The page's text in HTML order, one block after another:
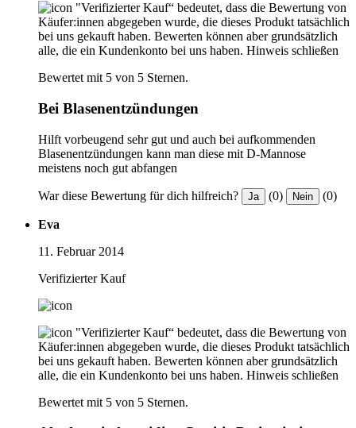
"Verifizierter Kauf“ bedeutet, dass die Bewertung von
Käufer:innen abgegeben wurde, die dieses Produkt tatsächlich
bei uns gekauft haben. Bewerten können aber grundsätzlich
alle, die ein Kundenkonto bei uns haben. Hinweis schließen
Bewertet mit 5 von 5 Sternen.
Bei Blasenentzündungen
Hilft vorbeugend sehr gut und auch bei aufkommenden
Blasenentzündungen kann man diese mit D-Mannose
meistens noch gut abfangen
War diese Bewertung für dich hilfreich? Ja (0) Nein (0)
Eva
11. Februar 2014
Verifizierter Kauf
"Verifizierter Kauf“ bedeutet, dass die Bewertung von
Käufer:innen abgegeben wurde, die dieses Produkt tatsächlich
bei uns gekauft haben. Bewerten können aber grundsätzlich
alle, die ein Kundenkonto bei uns haben. Hinweis schließen
Bewertet mit 5 von 5 Sternen.